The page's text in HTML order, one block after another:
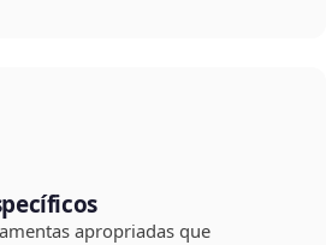
apropriadas que